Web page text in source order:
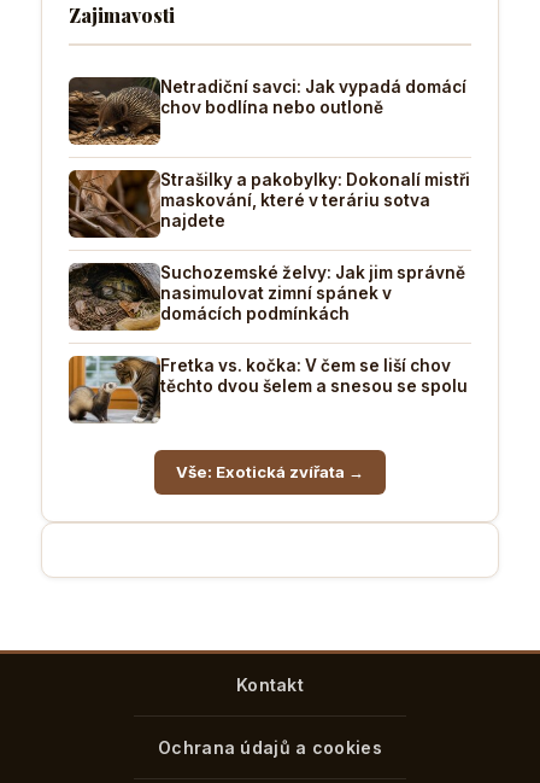
Zajimavosti
Netradiční savci: Jak vypadá domácí
chov bodlína nebo outloně
Strašilky a pakobylky: Dokonalí mistři
maskování, které v teráriu sotva
najdete
Suchozemské želvy: Jak jim správně
nasimulovat zimní spánek v
domácích podmínkách
Fretka vs. kočka: V čem se liší chov
těchto dvou šelem a snesou se spolu
Vše: Exotická zvířata →
Kontakt
Ochrana údajů a cookies